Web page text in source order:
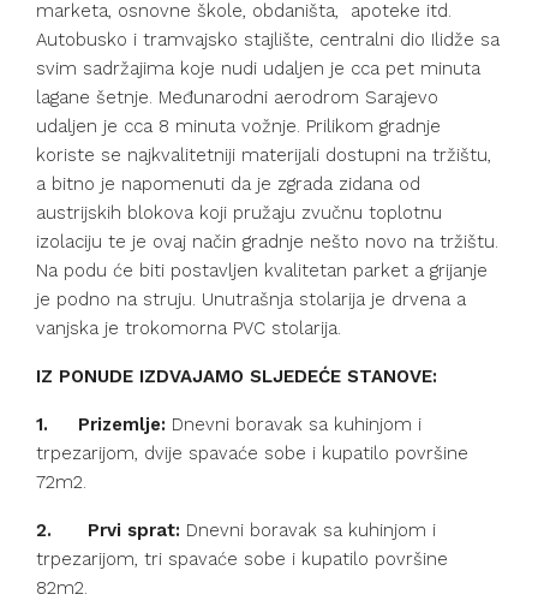
marketa, osnovne škole, obdaništa,
apoteke itd.
Autobusko i tramvajsko stajlište, centralni dio Ilidže sa
svim sadržajima koje nudi udaljen je cca pet minuta
lagane šetnje. Međunarodni aerodrom Sarajevo
udaljen je cca 8 minuta vožnje. Prilikom gradnje
koriste se najkvalitetniji materijali dostupni na tržištu,
a bitno je napomenuti da je zgrada zidana od
austrijskih blokova koji pružaju zvučnu toplotnu
izolaciju te je ovaj način gradnje nešto novo na tržištu.
Na podu će biti postavljen kvalitetan parket a grijanje
je podno na struju. Unutrašnja stolarija je drvena a
vanjska je trokomorna PVC stolarija.
IZ PONUDE IZDVAJAMO SLJEDEĆE STANOVE:
1. Prizemlje: Dnevni boravak sa kuhinjom i
trpezarijom, dvije spavaće sobe i kupatilo površine
72m2.
2. Prvi sprat: Dnevni boravak sa kuhinjom i
trpezarijom, tri spavaće sobe i kupatilo površine
82m2.